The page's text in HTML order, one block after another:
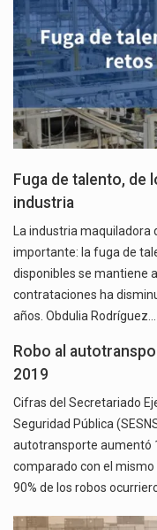
Fuga de talento, de
industria
La industria maquiladora
importante: la fuga de
disponibles se mantiene
contrataciones ha
años. Obdulia Rodríguez…
Robo al
2019
Cifras del Secretariado
Seguridad Pública
autotransporte aumentó
comparado con el mismo
90% de los robos